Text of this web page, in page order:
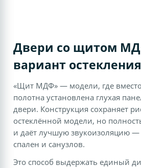
Двери со щитом
вариант остекления
«Щит МДФ» — модели, где вместо
полотна установлена глухая
двери. Конструкция сохраняет
остеклённой модели, но
и даёт лучшую звукоизоляцию —
спален и санузлов.
Это способ выдержать единый